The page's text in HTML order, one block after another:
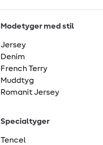
Modetyger med stil
Jersey
Denim
French Terry
Muddtyg
Romanit Jersey
Specialtyger
Tencel